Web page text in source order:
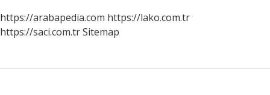
https://arabapedia.com https://lako.com.tr
https://saci.com.trSitemap